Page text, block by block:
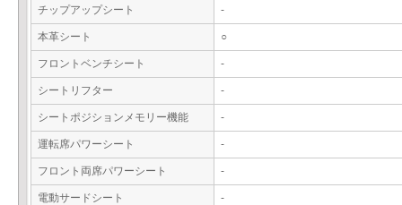
チップアップシート -
本革シート ○
フロントベンチシート -
シートリフター -
シートポジションメモリー機能 -
運転席パワーシート -
フロント両席パワーシート -
電動サードシート -